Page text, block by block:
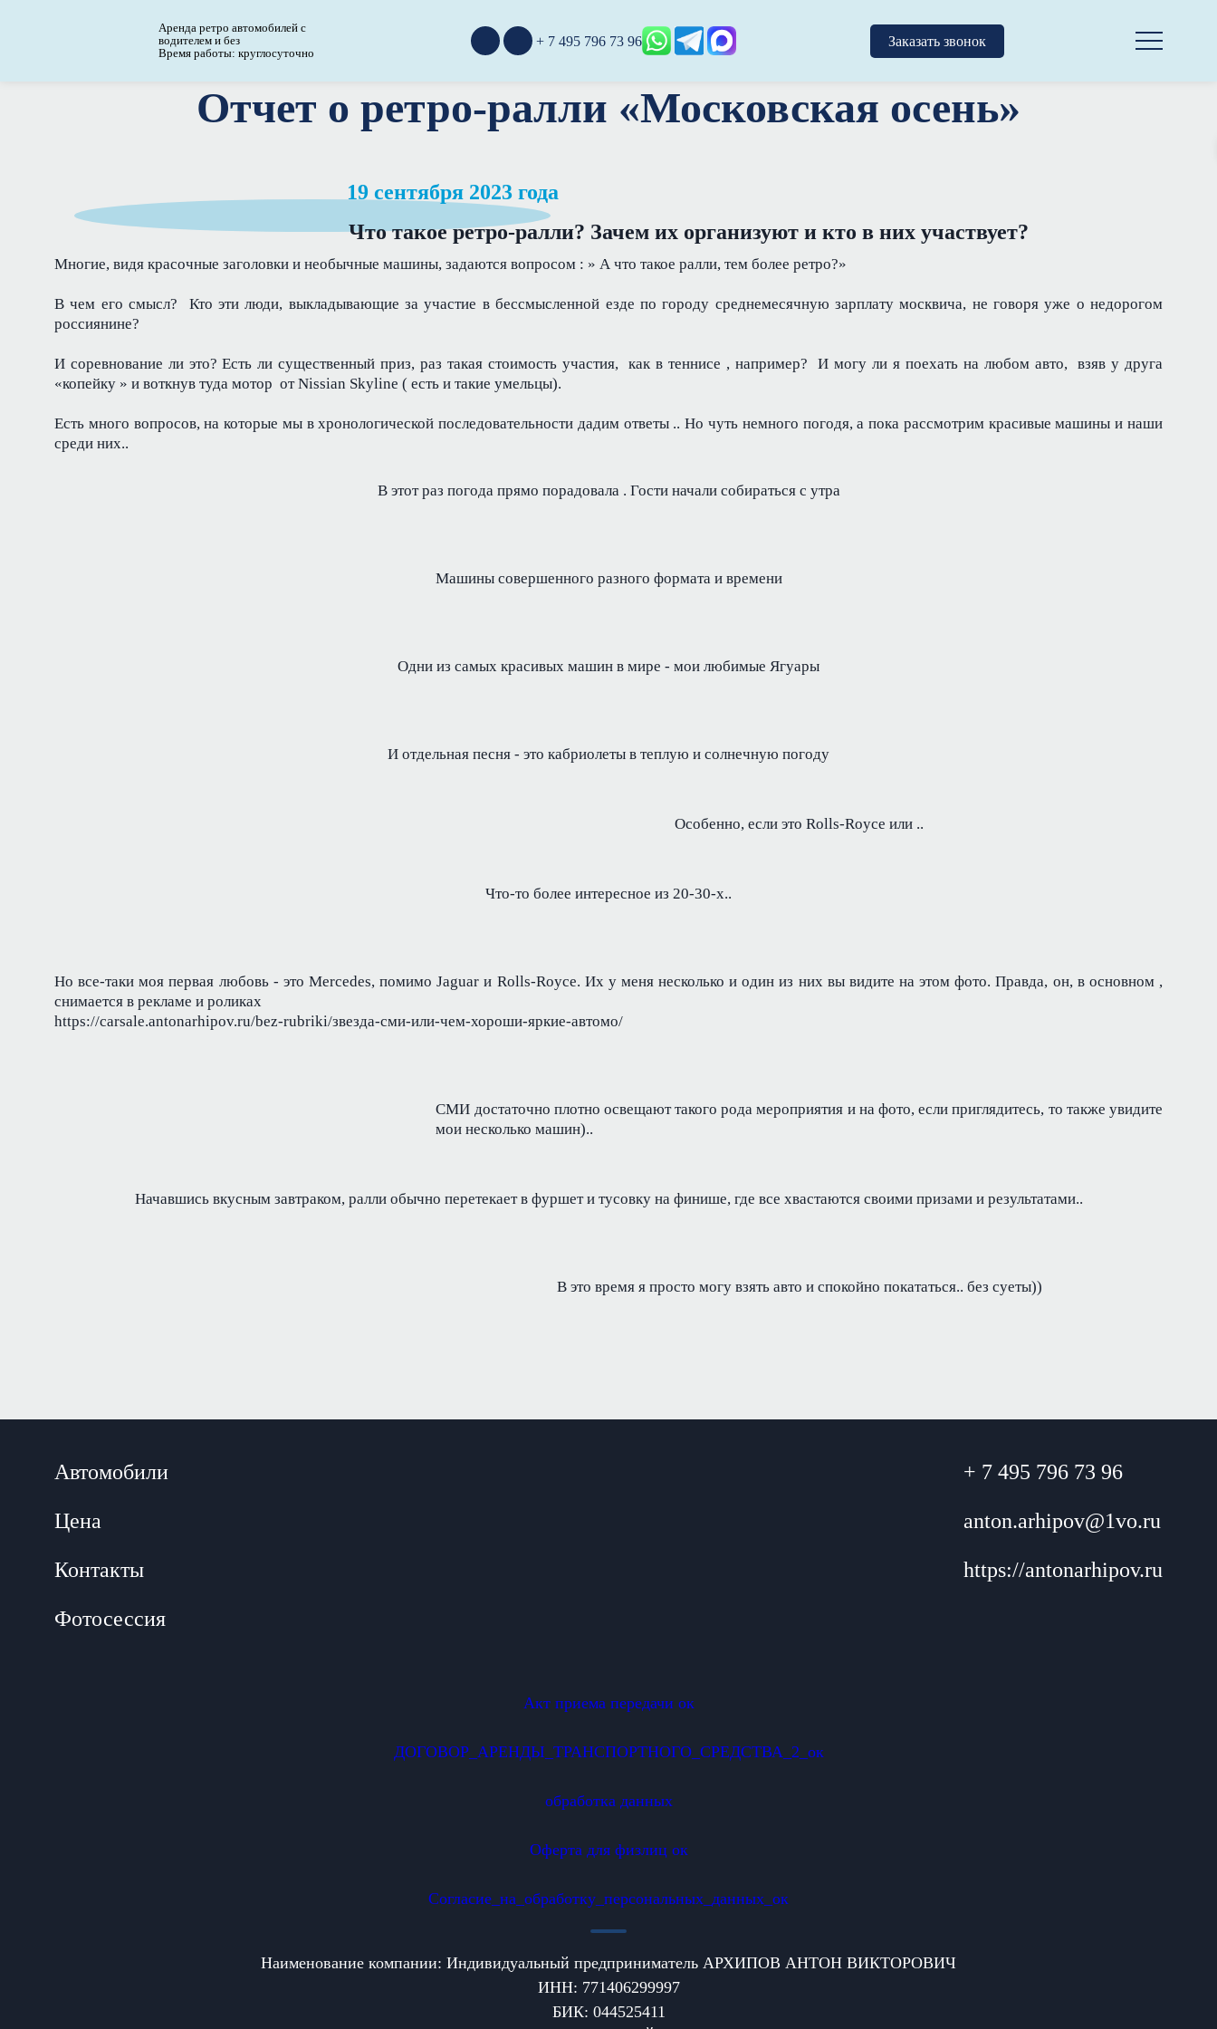
Аренда ретро автомобилей с
водителем и без
Время работы: круглосуточно
+ 7 495 796 73 96 Заказать звонок
Отчет о ретро-ралли «Московская осень»
19 сентября 2023 года
Что такое ретро-ралли? Зачем их организуют и кто в них участвует?
Многие, видя красочные заголовки и необычные машины, задаются вопросом : » А что такое ралли, тем более ретро?»
В чем его смысл? Кто эти люди, выкладывающие за участие в бессмысленной езде по городу среднемесячную зарплату москвича, не говоря уже о недорогом
россиянине?
И соревнование ли это? Есть ли существенный приз, раз такая стоимость участия, как в теннисе , например? И могу ли я поехать на любом авто, взяв у друга
«копейку » и воткнув туда мотор от Nissian Skyline ( есть и такие умельцы).
Есть много вопросов, на которые мы в хронологической последовательности дадим ответы .. Но чуть немного погодя, а пока рассмотрим красивые машины и наши
среди них..
В этот раз погода прямо порадовала . Гости начали собираться с утра
Машины совершенного разного формата и времени
Одни из самых красивых машин в мире - мои любимые Ягуары
И отдельная песня - это кабриолеты в теплую и солнечную погоду
Особенно, если это Rolls-Royce или ..
Что-то более интересное из 20-30-х..
Но все-таки моя первая любовь - это Mercedes, помимо Jaguar и Rolls-Royce. Их у меня несколько и один из них вы видите на этом фото. Правда, он, в основном ,
снимается в рекламе и роликах
https://carsale.antonarhipov.ru/bez-rubriki/звезда-сми-или-чем-хороши-яркие-автомо/
СМИ достаточно плотно освещают такого рода мероприятия и на фото, если приглядитесь, то также увидите
мои несколько машин)..
Начавшись вкусным завтраком, ралли обычно перетекает в фуршет и тусовку на финише, где все хвастаются своими призами и результатами..
В это время я просто могу взять авто и спокойно покататься.. без суеты))
Автомобили
Цена
Контакты
Фотосессия
+ 7 495 796 73 96
anton.arhipov@1vo.ru
https://antonarhipov.ru
Акт приема передачи ок
ДОГОВОР_АРЕНДЫ_ТРАНСПОРТНОГО_СРЕДСТВА_2_ок
обработка данных
Оферта для физлиц ок
Согласие_на_обработку_персональных_данных_ок
Наименование компании: Индивидуальный предприниматель АРХИПОВ АНТОН ВИКТОРОВИЧ
ИНН: 771406299997
БИК: 044525411